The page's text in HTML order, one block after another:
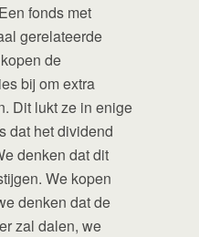
Een fonds met
gerelateerde
de
bij om extra
Dit lukt ze in enige
dat het dividend
denken dat dit
We kopen
denken dat de
zal dalen, we